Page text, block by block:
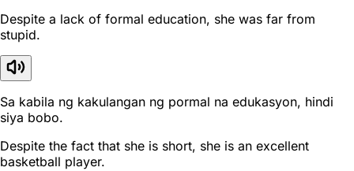
Despite a lack of formal education, she was far from
stupid.
Sa kabila ng kakulangan ng pormal na edukasyon, hindi
siya bobo.
Despite the fact that she is short, she is an excellent
basketball player.